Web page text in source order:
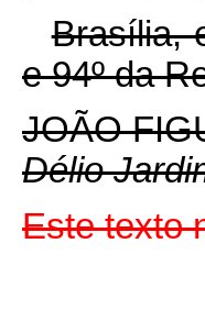
Brasília,
e 94º da
JOÃO
Délio
Este texto